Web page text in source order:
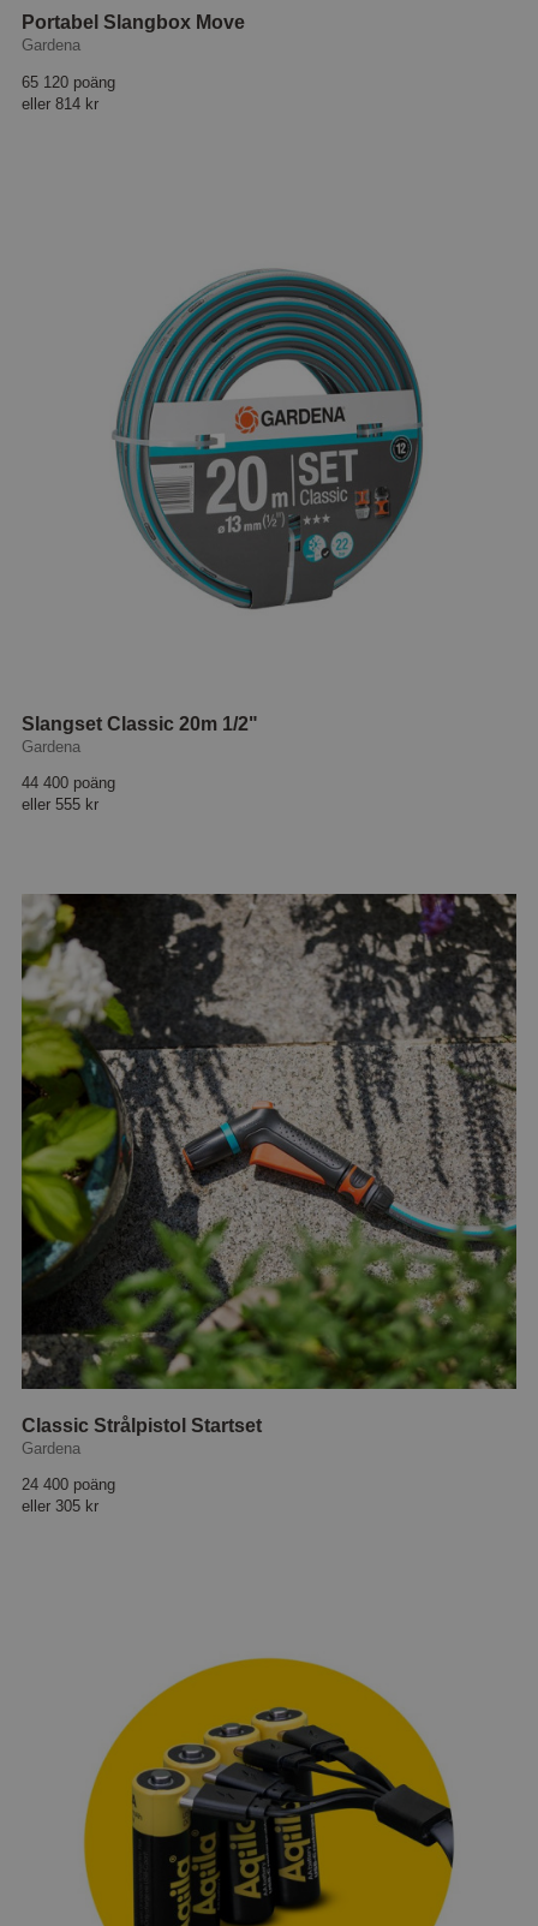
Portabel Slangbox Move
Gardena
65 120 poäng
eller 814 kr
Slangset Classic 20m 1/2"
Gardena
44 400 poäng
eller 555 kr
Classic Strålpistol Startset
Gardena
24 400 poäng
eller 305 kr